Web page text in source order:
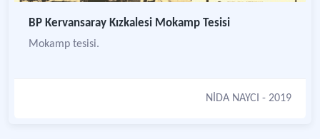
BP Kervansaray Kızkalesi Mokamp Tesisi
Mokamp tesisi.
NİDA NAYCI - 2019